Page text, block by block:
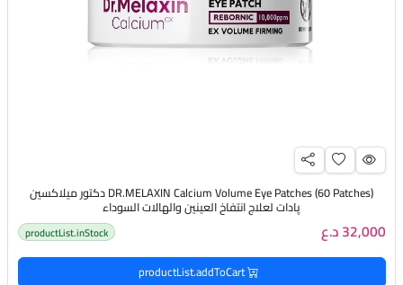
(DR.MELAXIN Calcium Volume Eye Patches (60 Patches دكتور ميلاكسين
پادات لعلاج انتفاخ العينين والهالات السوداء
32,000 د.ع productList.inStock
productList.addToCart